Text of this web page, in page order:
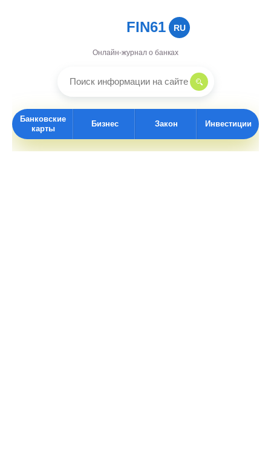
FIN61 RU
Онлайн-журнал о банках
Банковские
карты
Бизнес Закон Инвестиции